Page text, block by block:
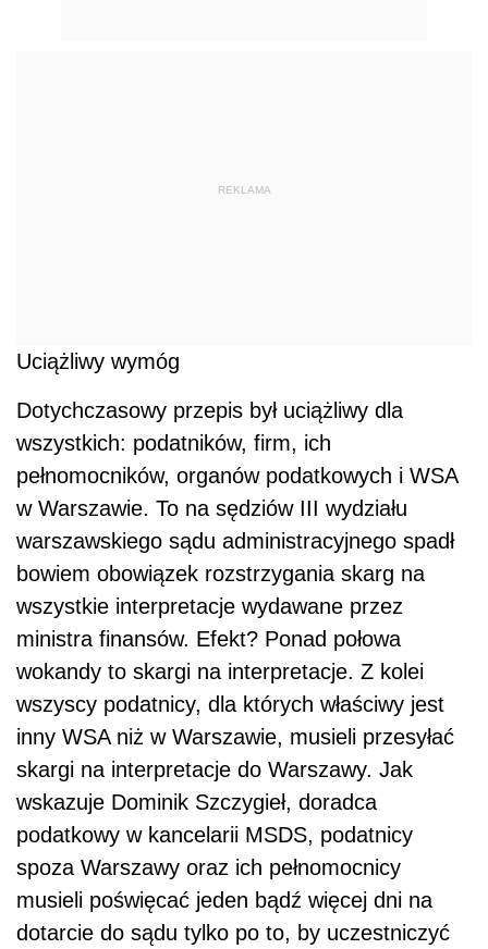
REKLAMA
Uciążliwy wymóg
Dotychczasowy przepis był uciążliwy dla
wszystkich: podatników, firm, ich
pełnomocników, organów podatkowych i WSA
w Warszawie. To na sędziów III wydziału
warszawskiego sądu administracyjnego spadł
bowiem obowiązek rozstrzygania skarg na
wszystkie interpretacje wydawane przez
ministra finansów. Efekt? Ponad połowa
wokandy to skargi na interpretacje. Z kolei
wszyscy podatnicy, dla których właściwy jest
inny WSA niż w Warszawie, musieli przesyłać
skargi na interpretacje do Warszawy. Jak
wskazuje Dominik Szczygieł, doradca
podatkowy w kancelarii MSDS, podatnicy
spoza Warszawy oraz ich pełnomocnicy
musieli poświęcać jeden bądź więcej dni na
dotarcie do sądu tylko po to, by uczestniczyć